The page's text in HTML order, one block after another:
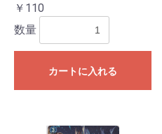
￥110
数量
カートに入れる